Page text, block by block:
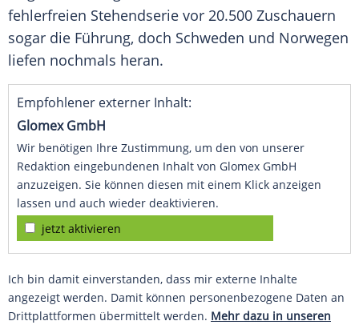
fehlerfreien Stehendserie vor 20.500 Zuschauern
sogar die Führung, doch Schweden und Norwegen
liefen nochmals heran.
Empfohlener externer Inhalt:
Glomex GmbH
Wir benötigen Ihre Zustimmung, um den von unserer
Redaktion eingebundenen Inhalt von Glomex GmbH
anzuzeigen. Sie können diesen mit einem Klick anzeigen
lassen und auch wieder deaktivieren.
jetzt aktivieren
Ich bin damit einverstanden, dass mir externe Inhalte
angezeigt werden. Damit können personenbezogene Daten an
Drittplattformen übermittelt werden. Mehr dazu in unseren